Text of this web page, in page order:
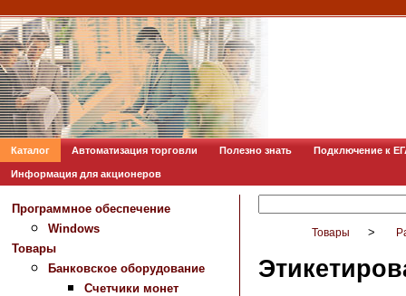
Каталог Автоматизация торговли Полезно знать Подключение к
Информация для акционеров
Программное обеспечение
Windows
Товары
Банковское оборудование
Счетчики монет
Товары >